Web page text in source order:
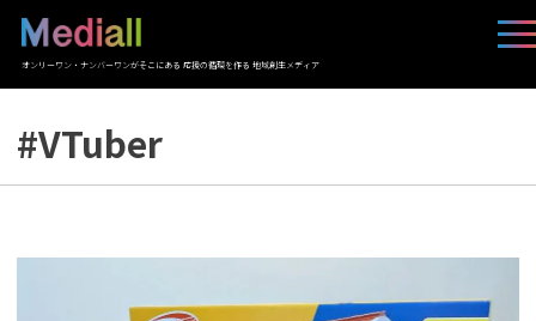
オンリーワン・ナンバーワンがそこにある 応援の循環を作る 地域創生メディア
#VTuber